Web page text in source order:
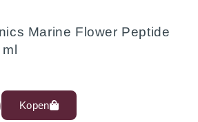
Marine Flower Peptide
Kopen